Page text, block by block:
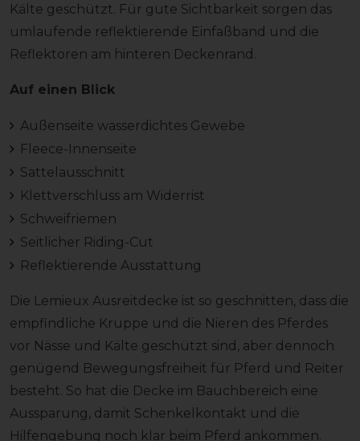
Kälte geschützt. Für gute Sichtbarkeit sorgen das
umlaufende reflektierende Einfaßband und die
Reflektoren am hinteren Deckenrand.
Auf einen Blick
Außenseite wasserdichtes Gewebe
Fleece-Innenseite
Sattelausschnitt
Klettverschluss am Widerrist
Schweifriemen
Seitlicher Riding-Cut
Reflektierende Ausstattung
Die Lemieux Ausreitdecke ist so geschnitten, dass die
empfindliche Kruppe und die Nieren des Pferdes
vor Nässe und Kälte geschützt sind, aber dennoch
genügend Bewegungsfreiheit für Pferd und Reiter
besteht. So hat die Decke im Bauchbereich eine
Aussparung, damit Schenkelkontakt und die
Hilfengebung noch klar beim Pferd ankommen.